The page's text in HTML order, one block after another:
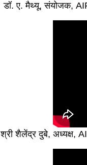
डॉ. ए. मैथ्यू, संयोजक,
श्री शैलेंद्र दुबे, अध्यक्ष,